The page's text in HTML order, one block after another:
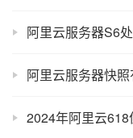
阿里云服务器S6
阿里云服务器快照